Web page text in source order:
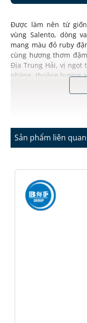
Được làm nên từ
vùng Salento, dòng
mang màu đỏ ruby
cùng hương thơm
Địa Trung Hải, vị ngọt
nhàng, thoảng hương
vani đã tạo nên sự
riêng. Plinana là một
Rượu vang của Chúa.
Thích hợp với các
Sản phẩm liên quan